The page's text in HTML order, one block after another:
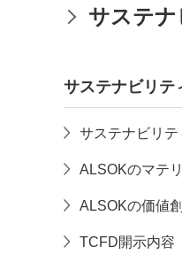
サステ
サステナビリテ
サステナビリテ
ALSOKのマテ
ALSOKの価値
TCFD開示内容